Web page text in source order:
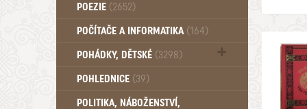
POEZIE (2652)
POČÍTAČE A INFORMATIKA (164)
POHÁDKY, DĚTSKÉ (3298)
Pro děti a mládež (2894)
Pohádky, Dětské - Od roku 1949 (257)
POHLEDNICE (39)
POLITIKA, NÁBOŽENSTVÍ,